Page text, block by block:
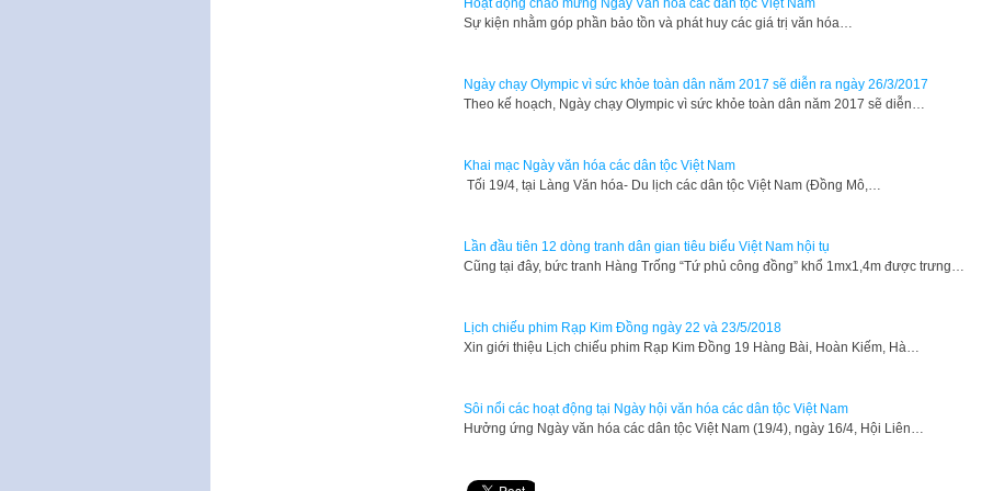
Hoạt động chào mừng Ngày Văn hóa các dân tộc Việt Nam
Sự kiện nhằm góp phần bảo tồn và phát huy các giá trị văn hóa…
Ngày chạy Olympic vì sức khỏe toàn dân năm 2017 sẽ diễn ra ngày 26/3/2017
Theo kế hoạch, Ngày chạy Olympic vì sức khỏe toàn dân năm 2017 sẽ diễn…
Khai mạc Ngày văn hóa các dân tộc Việt Nam
Tối 19/4, tại Làng Văn hóa- Du lịch các dân tộc Việt Nam (Đồng Mô,…
Lần đầu tiên 12 dòng tranh dân gian tiêu biểu Việt Nam hội tụ
Cũng tại đây, bức tranh Hàng Trống “Tứ phủ công đồng” khổ 1mx1,4m được trưng…
Lịch chiếu phim Rạp Kim Đồng ngày 22 và 23/5/2018
Xin giới thiệu Lịch chiếu phim Rạp Kim Đồng 19 Hàng Bài, Hoàn Kiếm, Hà…
Sôi nổi các hoạt động tại Ngày hội văn hóa các dân tộc Việt Nam
Hưởng ứng Ngày văn hóa các dân tộc Việt Nam (19/4), ngày 16/4, Hội Liên…